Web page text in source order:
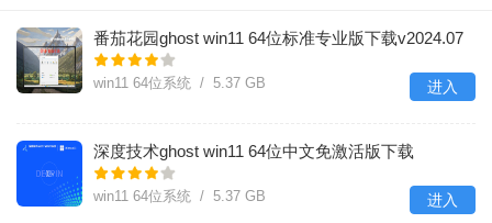
番茄花园ghost win11 64位标准专业版下载v2024.07
win11 64位系统 / 5.37 GB 进入
深度技术ghost win11 64位中文免激活版下载
v2024.06
win11 64位系统 / 5.37 GB 进入